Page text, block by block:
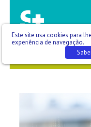
SAÚDE QUE SE VÊ
Este site usa cookies para
experiência de navegação.